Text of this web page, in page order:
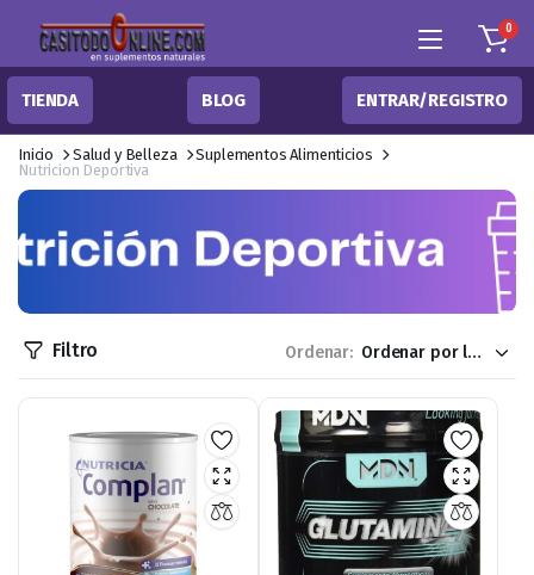
0
TIENDA BLOG ENTRAR/REGISTRO
Inicio Salud y Belleza
Suplementos Alimenticios
Nutricion Deportiva
Filtro Ordenar: